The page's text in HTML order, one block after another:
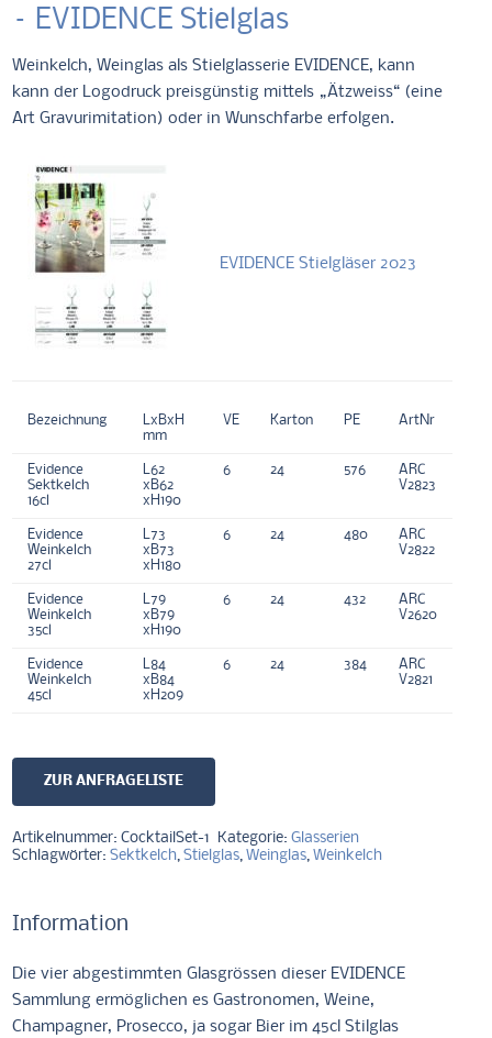
– EVIDENCE Stielglas
Weinkelch, Weinglas als Stielglasserie EVIDENCE, kann
kann der Logodruck preisgünstig mittels „Ätzweiss“ (eine
Art Gravurimitation) oder in Wunschfarbe erfolgen.
EVIDENCE Stielgläser 2023
Bezeichnung
LxBxH
mm
VE Karton PE ArtNr
Evidence
Sektkelch
16cl
L62
xB62
xH190
6 24 576
ARC
V2823
Evidence
Weinkelch
27cl
L73
xB73
xH180
6 24 480
ARC
V2822
Evidence
Weinkelch
35cl
L79
xB79
xH190
6 24 432
ARC
V2620
Evidence
Weinkelch
45cl
L84
xB84
xH209
6 24 384
ARC
V2821
ZUR ANFRAGELISTE
Artikelnummer:CocktailSet-1 Kategorie:Glasserien
Schlagwörter:Sektkelch,Stielglas,Weinglas,Weinkelch
Information
Die vier abgestimmten Glasgrössen dieser EVIDENCE
Sammlung ermöglichen es Gastronomen, Weine,
Champagner, Prosecco, ja sogar Bier im 45cl Stilglas